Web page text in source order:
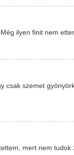
ilyen finit nem
csak szemet
mert nem tudok